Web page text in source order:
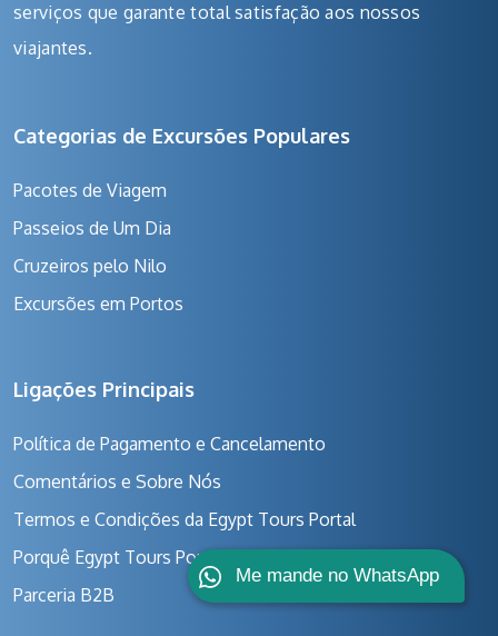
Me mande no WhatsApp
serviços que garante total satisfação aos nossos
viajantes.
Categorias de Excursões Populares
Pacotes de Viagem
Passeios de Um Dia
Cruzeiros pelo Nilo
Excursões em Portos
Ligações Principais
Política de Pagamento e Cancelamento
Comentários e Sobre Nós
Termos e Condições da Egypt Tours Portal
Porquê Egypt Tours Portal?
Parceria B2B